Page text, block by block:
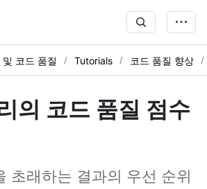
및 코드 품질 Tutorials 코드 품질 향상
의 코드 품질 점수
초래하는 결과의 우선 순위